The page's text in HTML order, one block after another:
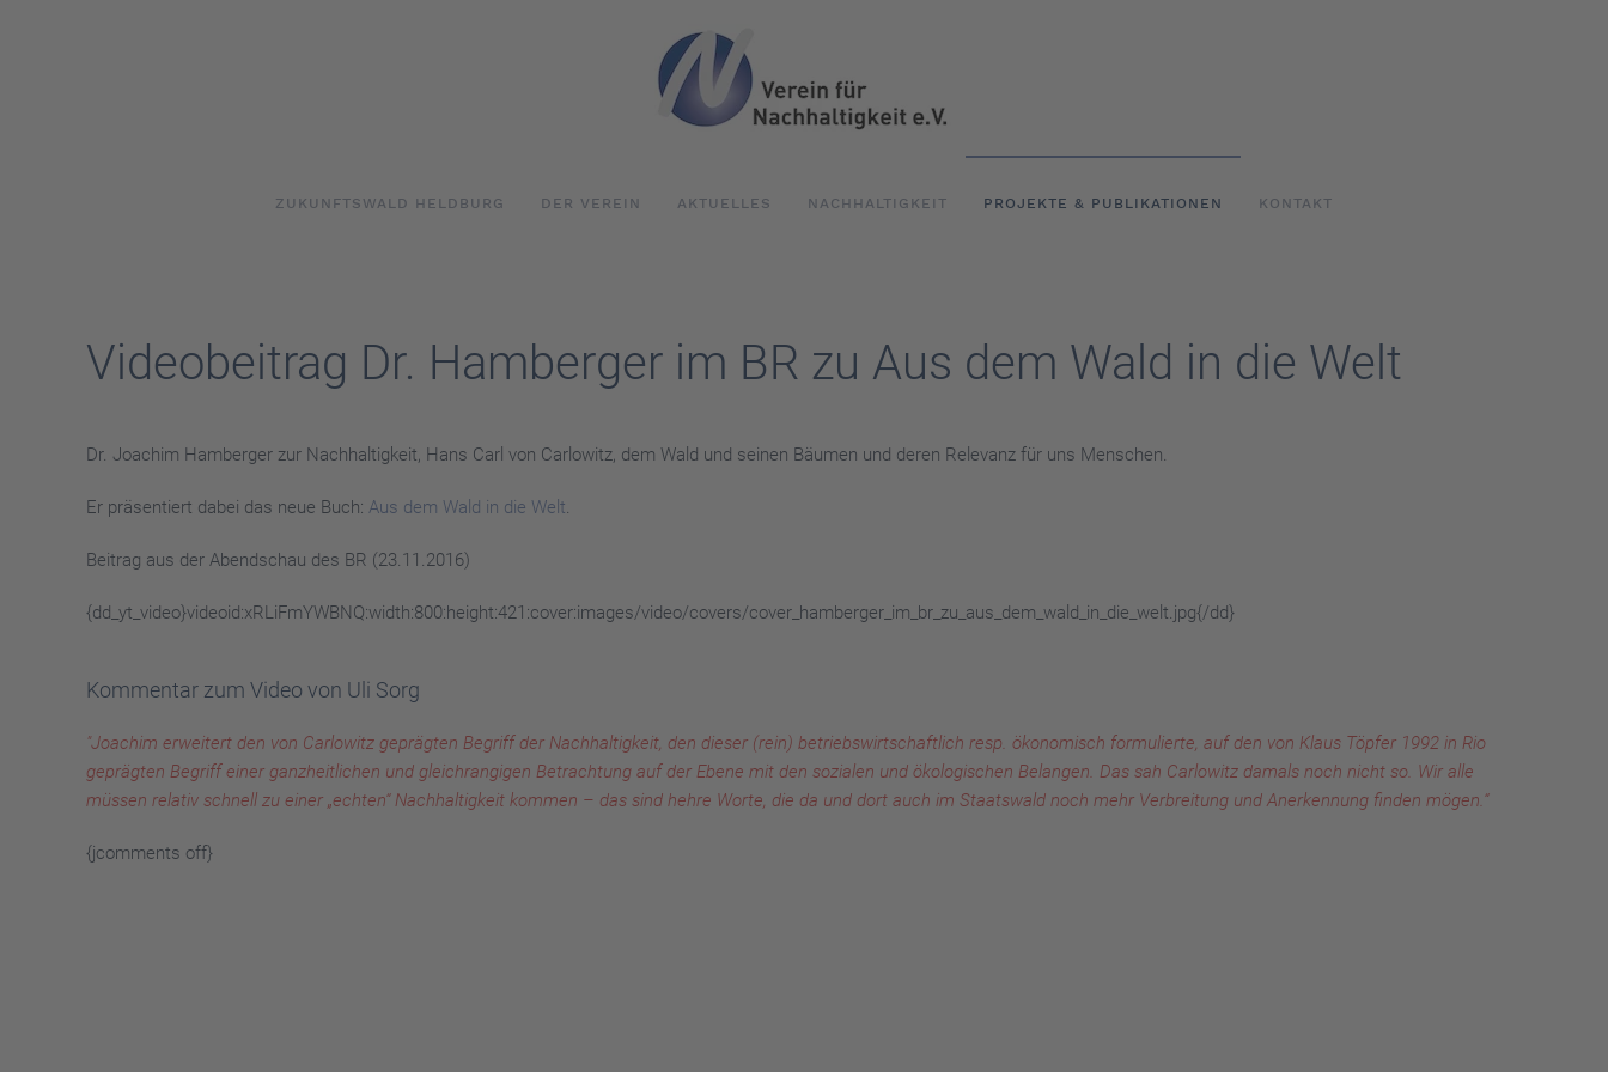
ZUKUNFTSWALD HELDBURG DER VEREIN AKTUELLES NACHHALTIGKEIT PROJEKTE & PUBLIKATIONEN KONTAKT
Videobeitrag Dr. Hamberger im BR zu Aus dem Wald in die Welt
Dr. Joachim Hamberger zur Nachhaltigkeit, Hans Carl von Carlowitz, dem Wald und seinen Bäumen und deren Relevanz für uns Menschen.
Er präsentiert dabei das neue Buch: Aus dem Wald in die Welt.
Beitrag aus der Abendschau des BR (23.11.2016)
{dd_yt_video}videoid:xRLiFmYWBNQ:width:800:height:421:cover:images/video/covers/cover_hamberger_im_br_zu_aus_dem_wald_in_die_welt.jpg{/dd}
Kommentar zum Video von Uli Sorg
"Joachim erweitert den von Carlowitz geprägten Begriff der Nachhaltigkeit, den dieser (rein) betriebswirtschaftlich resp. ökonomisch formulierte, auf den von Klaus Töpfer 1992 in Rio
geprägten Begriff einer ganzheitlichen und gleichrangigen Betrachtung auf der Ebene mit den sozialen und ökologischen Belangen. Das sah Carlowitz damals noch nicht so. Wir alle
müssen relativ schnell zu einer „echten“ Nachhaltigkeit kommen – das sind hehre Worte, die da und dort auch im Staatswald noch mehr Verbreitung und Anerkennung finden mögen.“
{jcomments off}